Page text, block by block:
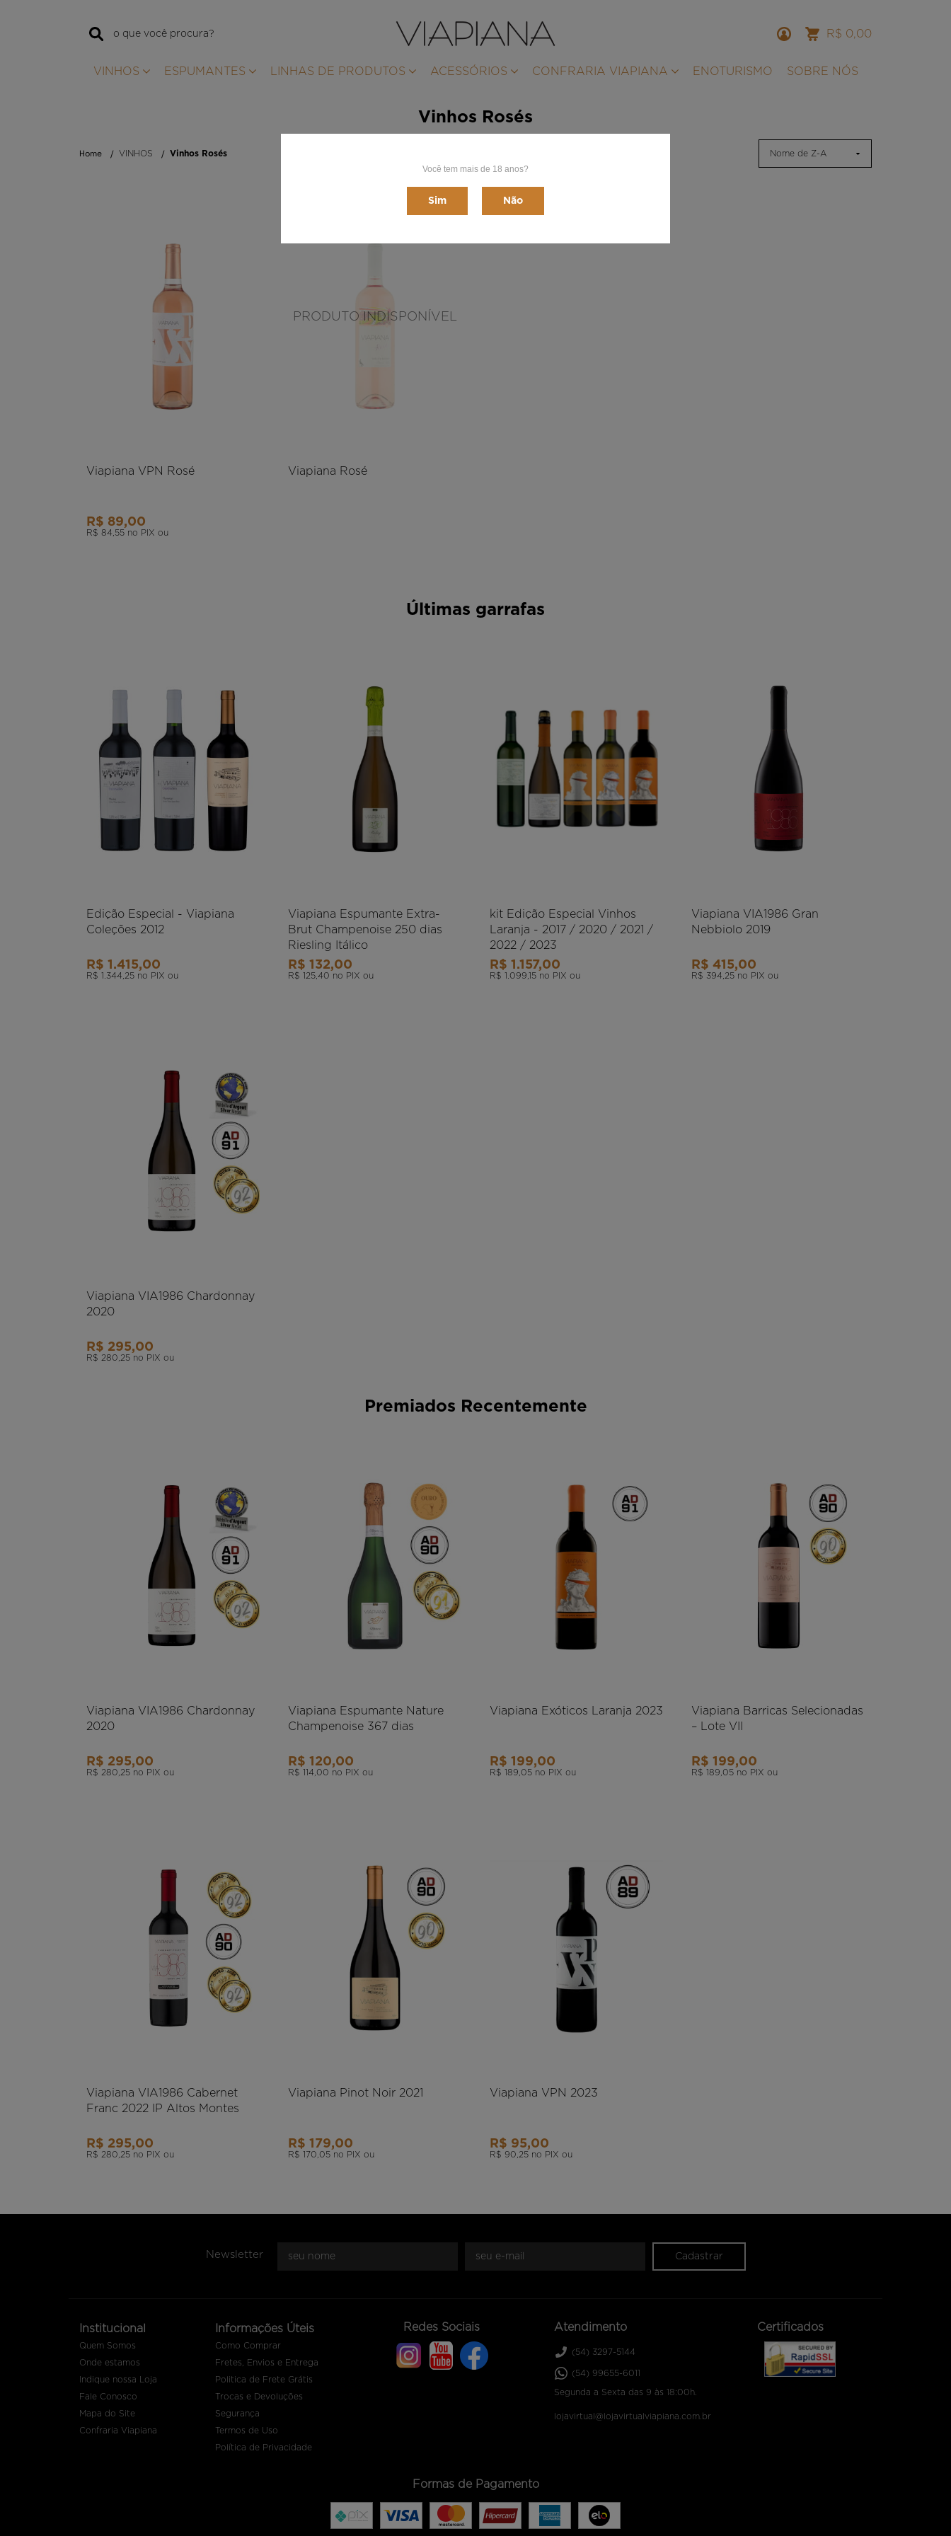
R$ 0,00
VINHOS ESPUMANTES LINHAS DE PRODUTOS ACESSÓRIOS CONFRARIA VIAPIANA ENOTURISMO SOBRE NÓS
Vinhos Rosés
Home VINHOS Vinhos Rosés Nome de Z-A
Viapiana VPN Rosé
R$ 89,00
R$ 84,55 no PIX ou
Viapiana Rosé
Últimas garrafas
Edição Especial - Viapiana
Coleções 2012
R$ 1.415,00
R$ 1.344,25 no PIX ou
Viapiana Espumante Extra-
Brut Champenoise 250 dias
Riesling Itálico
R$ 132,00
R$ 125,40 no PIX ou
kit Edição Especial Vinhos
Laranja - 2017 / 2020 / 2021 /
2022 / 2023
R$ 1.157,00
R$ 1.099,15 no PIX ou
Viapiana VIA1986 Gran
Nebbiolo 2019
R$ 415,00
R$ 394,25 no PIX ou
Viapiana VIA1986 Chardonnay
2020
R$ 295,00
R$ 280,25 no PIX ou
Premiados Recentemente
Viapiana VIA1986 Chardonnay
2020
R$ 295,00
R$ 280,25 no PIX ou
Viapiana Espumante Nature
Champenoise 367 dias
R$ 120,00
R$ 114,00 no PIX ou
Viapiana Exóticos Laranja 2023
R$ 199,00
R$ 189,05 no PIX ou
Viapiana Barricas Selecionadas
– Lote VII
R$ 199,00
R$ 189,05 no PIX ou
Viapiana VIA1986 Cabernet
Franc 2022 IP Altos Montes
R$ 295,00
R$ 280,25 no PIX ou
Viapiana Pinot Noir 2021
R$ 179,00
R$ 170,05 no PIX ou
Viapiana VPN 2023
R$ 95,00
R$ 90,25 no PIX ou
Newsletter Cadastrar
Institucional
Quem Somos
Onde estamos
Indique nossa Loja
Fale Conosco
Mapa do Site
Confraria Viapiana
Informações Úteis
Como Comprar
Fretes, Envios e Entrega
Politica de Frete Grátis
Trocas e Devoluções
Segurança
Termos de Uso
Política de Privacidade
Redes Sociais Atendimento
(54) 3297-5144
(54) 99655-6011
Segunda a Sexta das 9 às 18:00h.
lojavirtual@lojavirtualviapiana.com.br
Certificados
Formas de Pagamento
Você tem mais de 18 anos?
Sim Não